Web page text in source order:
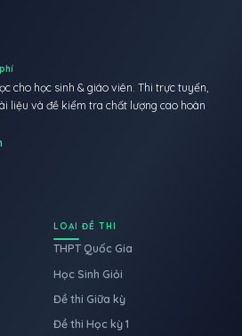
cho học sinh & giáo viên. Thi trực tuyến,
liệu và đề kiểm tra chất lượng cao hoàn
LOẠI ĐỀ THI
THPT Quốc Gia
Học Sinh Giỏi
Đề thi Giữa kỳ
Đề thi Học kỳ 1